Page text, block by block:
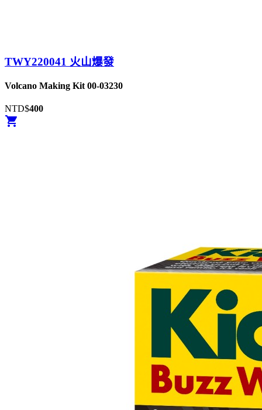
TWY220041 火山爆發
Volcano Making Kit 00-03230
NTD$400
shopping_cart